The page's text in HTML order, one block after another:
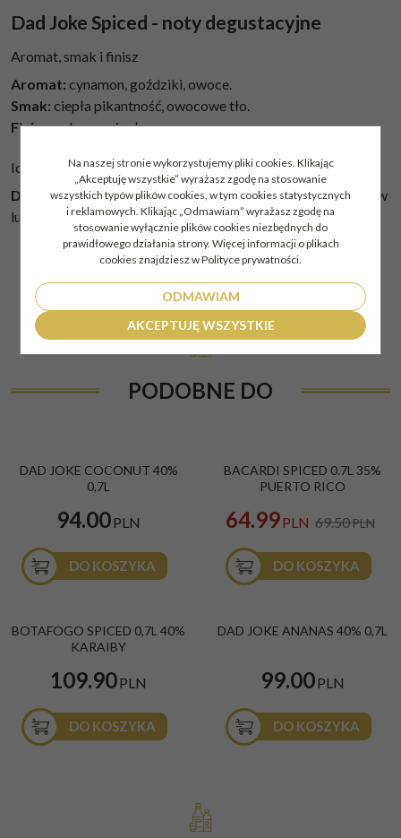
Dad Joke Spiced - noty degustacyjne
Aromat, smak i finisz
Aromat: cynamon, goździki, owoce.
Smak: ciepła pikantność, owocowe tło.
Finisz:zabawa, ciepły.
Ideał na prezent i koktajle
Dad Joke Spicedto doskonały wybór dla miłośników rumów
lub baza do koktajli jak Hot Toddy.
PODOBNE DO
DAD JOKE COCONUT 40%
0,7L
94.00PLN
DO KOSZYKA
BACARDI SPICED 0.7L 35%
PUERTO RICO
69.50PLN
64.99PLN
DO KOSZYKA
BOTAFOGO SPICED 0,7L 40%
KARAIBY
109.90PLN
DO KOSZYKA
DAD JOKE ANANAS 40% 0,7L
99.00PLN
DO KOSZYKA
Na naszej stronie wykorzystujemy pliki cookies. Klikając
„Akceptuję wszystkie” wyrażasz zgodę na stosowanie
wszystkich typów plików cookies, w tym cookies statystycznych
i reklamowych. Klikając „Odmawiam” wyrażasz zgodę na
stosowanie wyłącznie plików cookies niezbędnych do
prawidłowego działania strony. Więcej informacji o plikach
cookies znajdziesz w Polityce prywatności.
ODMAWIAM
AKCEPTUJĘ WSZYSTKIE